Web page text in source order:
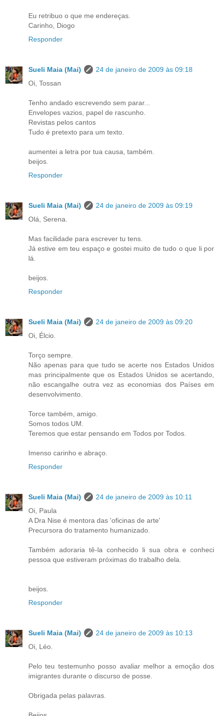
Eu retribuo o que me endereças.
Carinho, Diogo
Responder
Sueli Maia (Mai)
24 de janeiro de 2009 às 09:18
Oi, Tossan
Tenho andado escrevendo sem parar...
Envelopes vazios, papel de rascunho.
Revistas pelos cantos
Tudo é pretexto para um texto.
aumentei a letra por tua causa, também.
beijos.
Responder
Sueli Maia (Mai)
24 de janeiro de 2009 às 09:19
Olá, Serena.
Mas facilidade para escrever tu tens.
Já estive em teu espaço e gostei muito de tudo o que li por
lá.
beijos.
Responder
Sueli Maia (Mai)
24 de janeiro de 2009 às 09:20
Oi, Élcio.
Torço sempre.
Não apenas para que tudo se acerte nos Estados Unidos
mas principalmente que os Estados Unidos se acertando,
não escangalhe outra vez as economias dos Países em
desenvolvimento.
Torce também, amigo.
Somos todos UM.
Teremos que estar pensando em Todos por Todos.
Imenso carinho e abraço.
Responder
Sueli Maia (Mai)
24 de janeiro de 2009 às 10:11
Oi, Paula
A Dra Nise é mentora das 'oficinas de arte'
Precursora do tratamento humanizado.
Também adoraria tê-la conhecido li sua obra e conheci
pessoa que estiveram próximas do trabalho dela.
beijos.
Responder
Sueli Maia (Mai)
24 de janeiro de 2009 às 10:13
Oi, Léo.
Pelo teu testemunho posso avaliar melhor a emoção dos
imigrantes durante o discurso de posse.
Obrigada pelas palavras.